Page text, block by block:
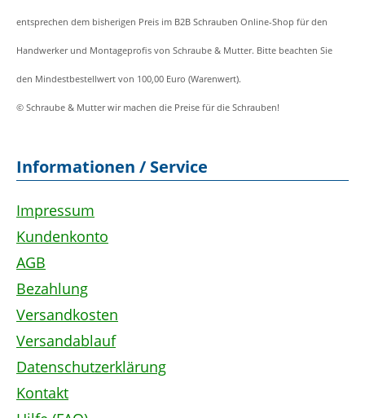
entsprechen dem bisherigen Preis im B2B Schrauben Online-Shop für den
Handwerker und Montageprofis von Schraube & Mutter. Bitte beachten Sie
den Mindestbestellwert von 100,00 Euro (Warenwert).
© Schraube & Mutter wir machen die Preise für die Schrauben!
Informationen / Service
Impressum
Kundenkonto
AGB
Bezahlung
Versandkosten
Versandablauf
Datenschutzerklärung
Kontakt